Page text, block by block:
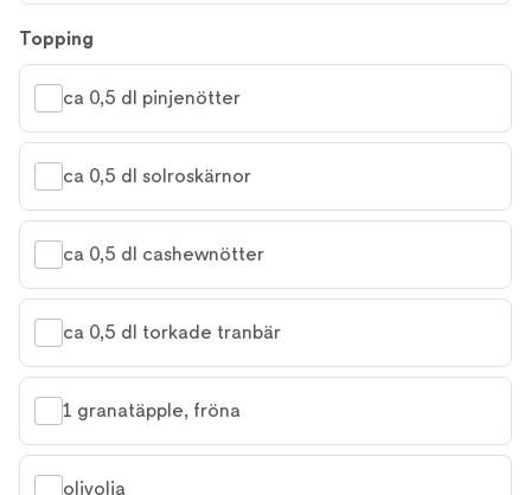
Topping
ca 0,5 dl pinjenötter
ca 0,5 dl solroskärnor
ca 0,5 dl cashewnötter
ca 0,5 dl torkade tranbär
1 granatäpple, fröna
olivolja